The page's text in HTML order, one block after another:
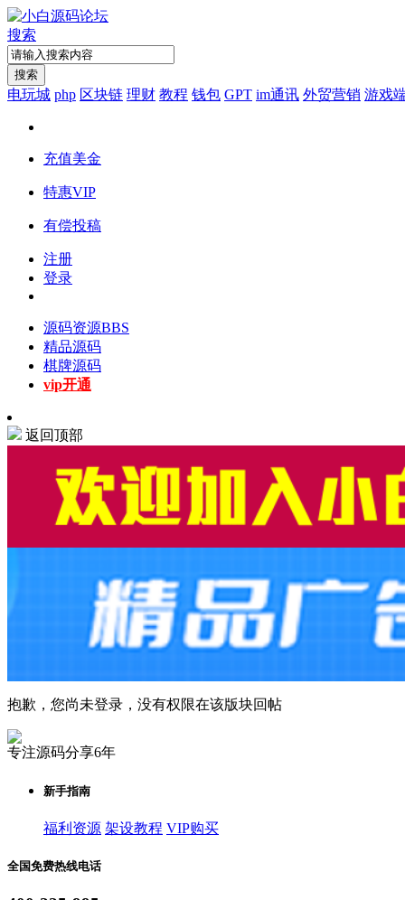
搜索
搜索
电玩城 php 区块链 理财 教程 钱包 GPT im通讯 外贸营销 游戏
充值美金
特惠VIP
有偿投稿
注册
登录
源码资源BBS
精品源码
棋牌源码
vip开通
返回顶部
抱歉，您尚未登录，没有权限在该版块回帖
专注源码分享6年
新手指南
福利资源 架设教程 VIP购买
全国免费热线电话